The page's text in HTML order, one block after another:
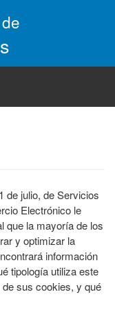
de julio, de Servicios
Electrónico le
que la mayoría de los
y optimizar la
información
tipología utiliza este
sus cookies, y qué